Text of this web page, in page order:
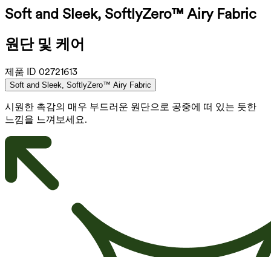
Soft and Sleek, SoftlyZero™ Airy Fabric
원단 및 케어
제품 ID 02721613
Soft and Sleek, SoftlyZero™ Airy Fabric
시원한 촉감의 매우 부드러운 원단으로 공중에 떠 있는 듯한
느낌을 느껴보세요.